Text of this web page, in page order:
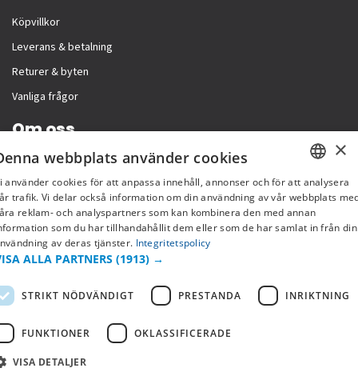
Köpvillkor
Leverans & betalning
Returer & byten
Vanliga frågor
Om oss
Företagsinformation
Copyright © 2019 This site is Licensed to 377 Sport AB
SWEDISH
FI
×
webbplats använder cookies
använder cookies för att anpassa innehåll, annonser och för att analysera
trafik. Vi delar också information om din användning av vår webbplats
reklam- och analyspartners som kan kombinera den med annan
som du har tillhandahållit dem eller som de har samlat in från din
av deras tjänster. Integritetspolicy
ALLA PARTNERS (1913) →
STRIKT NÖDVÄNDIGT PRESTANDA INRIKTNING
FUNKTIONER OKLASSIFICERADE
VISA DETALJER